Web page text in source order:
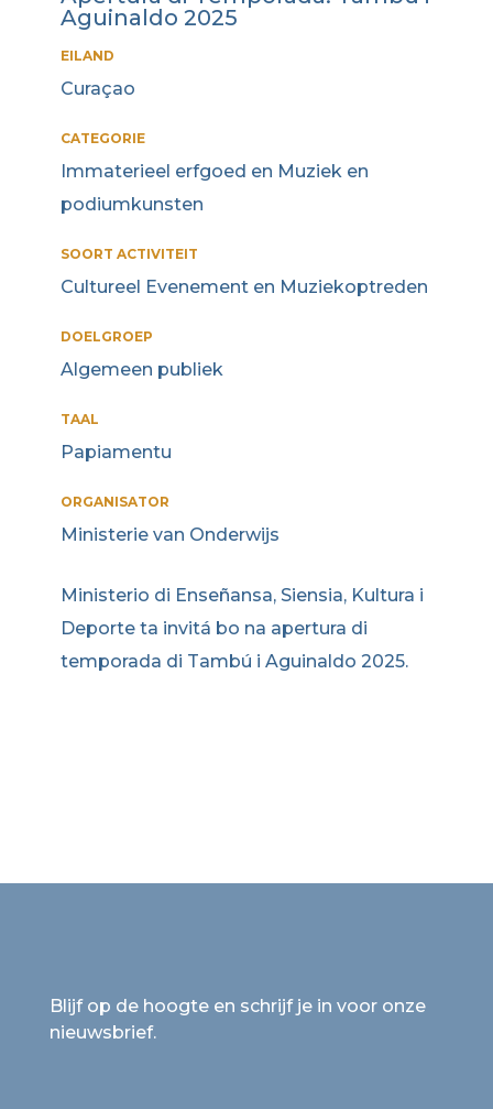
Aguinaldo 2025
EILAND
Curaçao
CATEGORIE
Immaterieel erfgoed en Muziek en
podiumkunsten
SOORT ACTIVITEIT
Cultureel Evenement en Muziekoptreden
DOELGROEP
Algemeen publiek
TAAL
Papiamentu
ORGANISATOR
Ministerie van Onderwijs
Ministerio di Enseñansa, Siensia, Kultura i
Deporte ta invitá bo na apertura di
temporada di Tambú i Aguinaldo 2025.
Blijf op de hoogte en schrijf je in voor onze
nieuwsbrief.